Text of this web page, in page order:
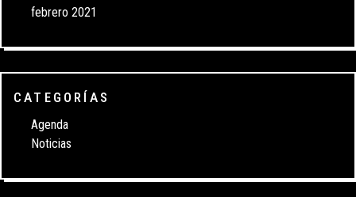
febrero 2021
CATEGORÍAS
Agenda
Noticias